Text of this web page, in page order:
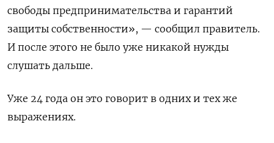
свободы предпринимательства и гарантий
защиты собственности», — сообщил правитель.
И после этого не было уже никакой нужды
слушать дальше.
Уже 24 года он это говорит в одних и тех же
выражениях.